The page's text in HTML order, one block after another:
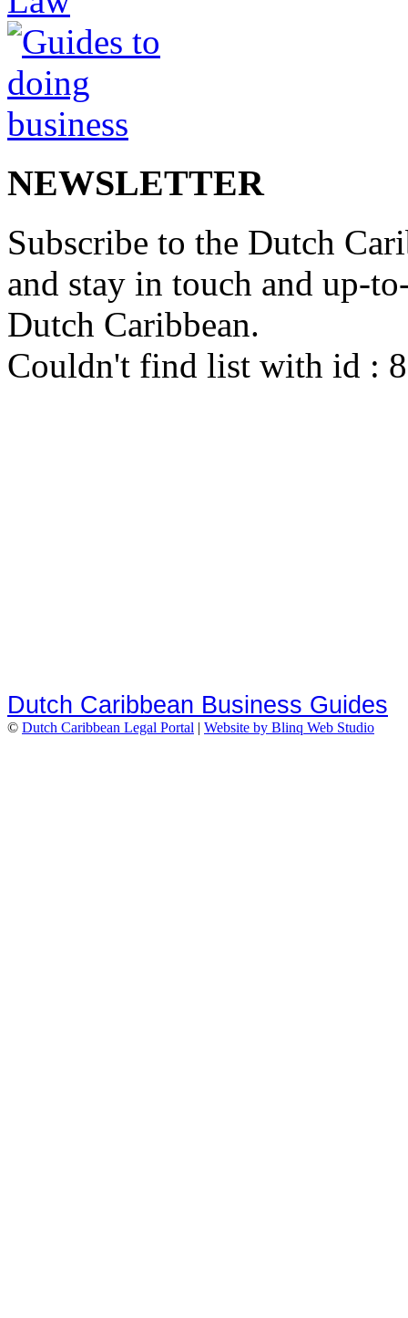
NEWSLETTER
Subscribe to the Dutch
and stay in touch and up-
Dutch Caribbean.
Couldn't find list with id :
Dutch Caribbean Business Guides
© Dutch Caribbean Legal Portal | Website by Blinq Web Studio